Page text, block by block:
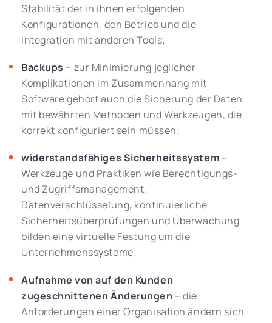
Stabilität der in ihnen erfolgenden
Konfigurationen, den Betrieb und die
Integration mit anderen Tools;
Backups – zur Minimierung jeglicher
Komplikationen im Zusammenhang mit
Software gehört auch die Sicherung der Daten
mit bewährten Methoden und Werkzeugen, die
korrekt konfiguriert sein müssen;
widerstandsfähiges Sicherheitssystem –
Werkzeuge und Praktiken wie Berechtigungs-
und Zugriffsmanagement,
Datenverschlüsselung, kontinuierliche
Sicherheitsüberprüfungen und Überwachung
bilden eine virtuelle Festung um die
Unternehmenssysteme;
Aufnahme von auf den Kunden
zugeschnittenen Änderungen – die
Anforderungen einer Organisation ändern sich